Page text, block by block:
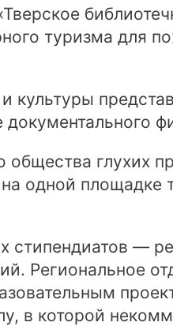
туризма для
культуры
глухих
одной
стипендиатов —
Региональное
в которой